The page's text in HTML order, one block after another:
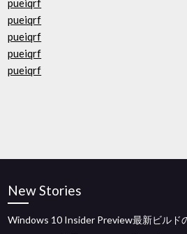
pueiqrf
pueiqrf
pueiqrf
pueiqrf
pueiqrf
New Stories
Windows 10 Insider Preview最新ビルド